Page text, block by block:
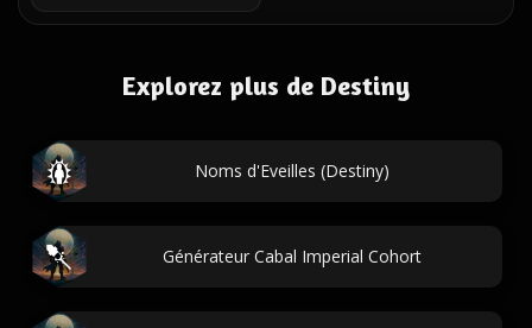
Explorez plus de Destiny
Noms d'Eveilles (Destiny)
Générateur Cabal Imperial Cohort